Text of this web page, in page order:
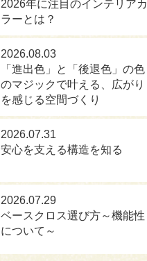
2026年に注目のインテリアカ
ラーとは？
2026.08.03
「進出色」と「後退色」の色
のマジックで叶える、広がり
を感じる空間づくり
2026.07.31
安心を支える構造を知る
2026.07.29
ベースクロス選び方～機能性
について～